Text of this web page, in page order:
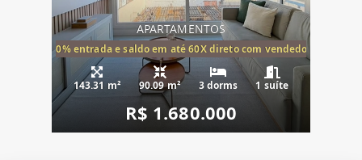
APARTAMENTOS
20% entrada e saldo em até 60X direto com vendedor
143.31 m² 90.09 m² 3 dorms 1 suíte
R$ 1.680.000